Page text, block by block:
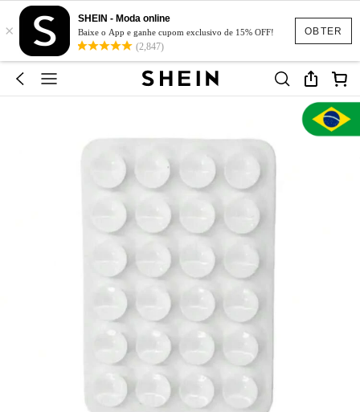
OBTER
×
SHEIN - Moda online
Baixe o App e ganhe cupom exclusivo de 15% OFF!
(2,847)